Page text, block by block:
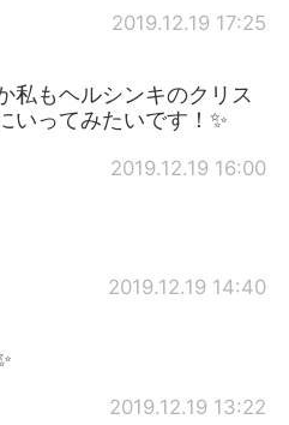
2019.12.19 17:25
私もヘルシンキのクリス
いってみたいです！✨
2019.12.19 16:00
2019.12.19 14:40
2019.12.19 13:22